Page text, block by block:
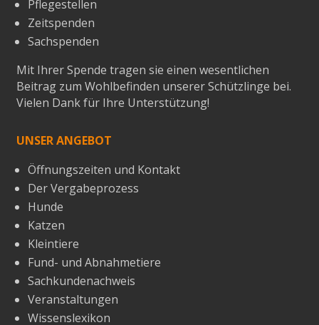
Pflegestellen
Zeitspenden
Sachspenden
Mit Ihrer Spende tragen sie einen wesentlichen
Beitrag zum Wohlbefinden unserer Schützlinge bei.
Vielen Dank für Ihre Unterstützung!
UNSER ANGEBOT
Öffnungszeiten und Kontakt
Der Vergabeprozess
Hunde
Katzen
Kleintiere
Fund- und Abnahmetiere
Sachkundenachweis
Veranstaltungen
Wissenslexikon